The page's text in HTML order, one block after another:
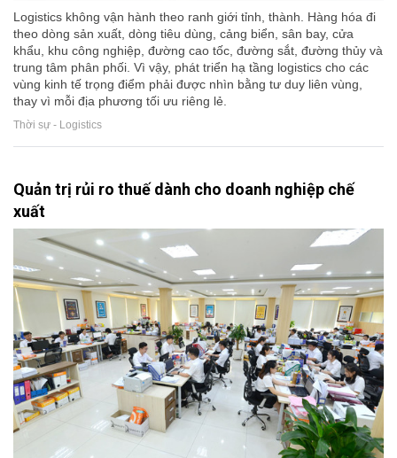
Logistics không vận hành theo ranh giới tỉnh, thành. Hàng hóa đi
theo dòng sản xuất, dòng tiêu dùng, cảng biển, sân bay, cửa
khẩu, khu công nghiệp, đường cao tốc, đường sắt, đường thủy và
trung tâm phân phối. Vì vậy, phát triển hạ tầng logistics cho các
vùng kinh tế trọng điểm phải được nhìn bằng tư duy liên vùng,
thay vì mỗi địa phương tối ưu riêng lẻ.
Thời sự - Logistics
Quản trị rủi ro thuế dành cho doanh nghiệp chế
xuất